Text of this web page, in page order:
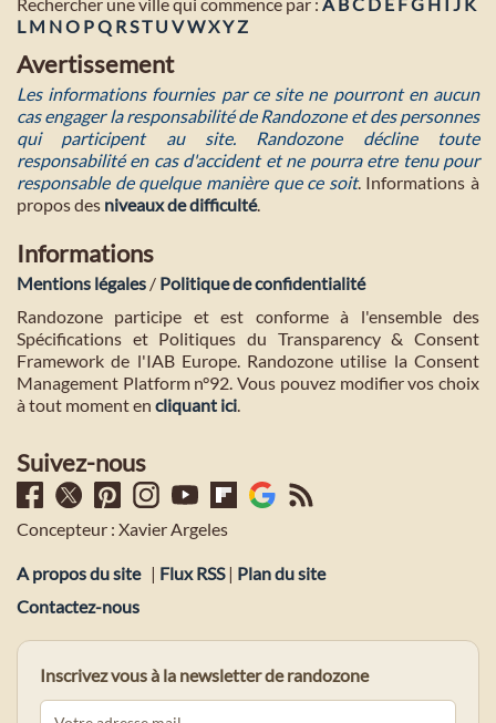
L M NO PQ RST U VWXYZ
Avertissement
Les informations fournies par ce site ne pourront en aucun
cas engager la responsabilité de Randozone et des personnes
qui participent au site. Randozone décline toute
responsabilité en cas d'accident et ne pourra etre tenu pour
responsable de quelque manière que ce soit. Informations à
propos des niveaux de difficulté.
Informations
Mentions légales / Politique de confidentialité
Randozone participe et est conforme à l'ensemble des
Spécifications et Politiques du Transparency & Consent
Framework de l'IAB Europe. Randozone utilise la Consent
Management Platform n°92. Vous pouvez modifier vos choix
à tout moment en cliquant ici.
Suivez-nous
Concepteur : Xavier Argeles
A propos du site | Flux RSS| Plan du site
Contactez-nous
Inscrivez vous à la newsletter de randozone